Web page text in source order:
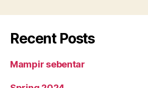
Recent Posts
Mampir sebentar